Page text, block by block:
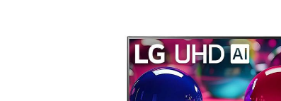
MAZĀ SADZĪVES TEHNIKA
ELEKTRONIKA, TV
TELEFONI